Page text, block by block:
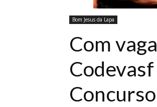
Bom Jesus da Lapa
Com
Concurso